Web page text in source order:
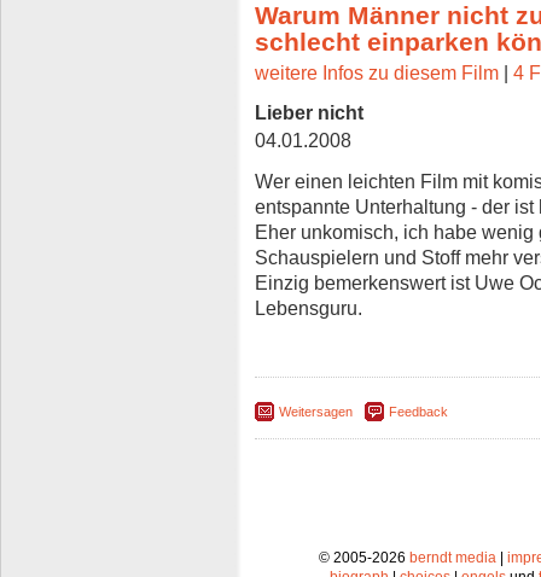
Warum Männer nicht
schlecht einparken
weitere Infos zu diesem Film | 4
Lieber nicht
04.01.2008
Wer einen leichten Film mit
entspannte Unterhaltung - der
Eher unkomisch, ich habe
Schauspielern und Stoff mehr
Einzig bemerkenswert ist Uwe
Lebensguru.
Weitersagen Feedback
© 2005-2026 berndt media|